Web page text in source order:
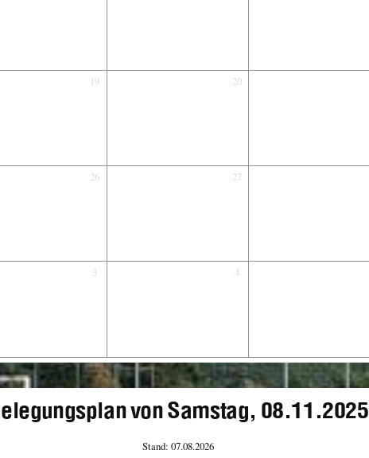
19 20
26 27
3 4
von Samstag, 08.11.2025
Stand: 07.08.2026